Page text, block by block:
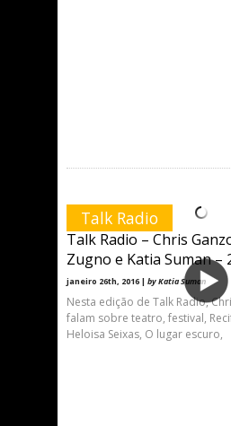
Talk Radio
Talk Radio – Chris
Zugno e Katia Suman –
janeiro 26th, 2016 | by Katia Suman
Nesta edição de Talk Radio,
falam sobre teatro, festival,
Heloisa Seixas, O lugar escuro,